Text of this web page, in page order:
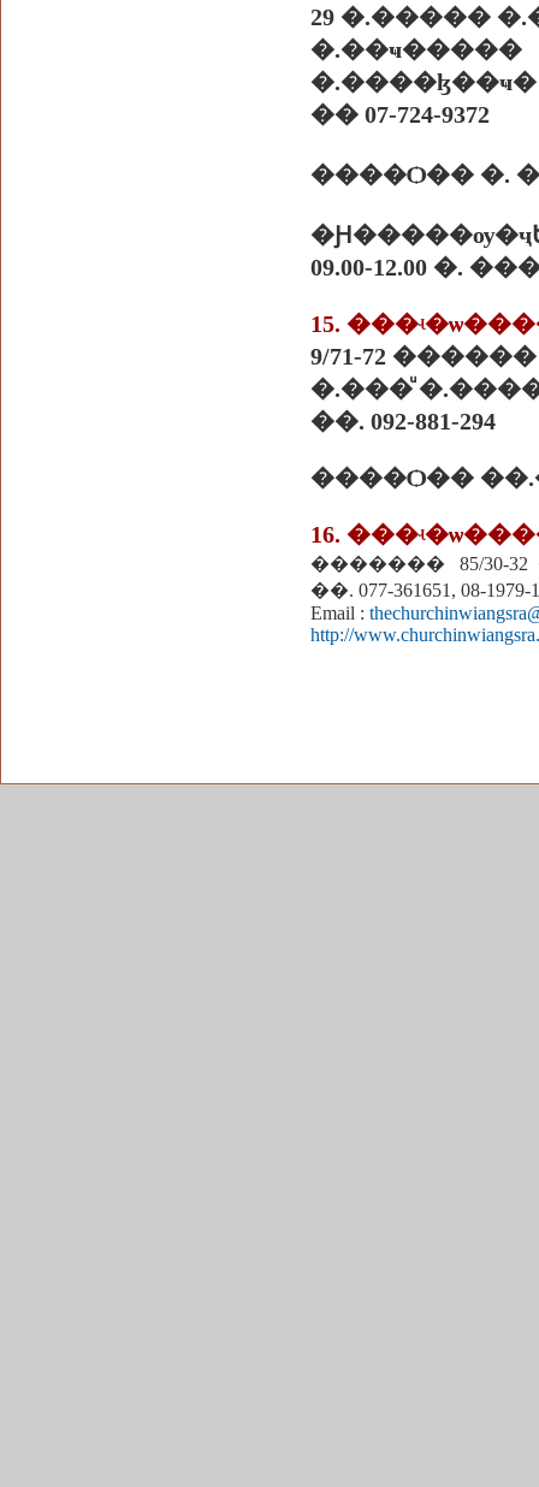
29 �.�����
�.��ҹ�����
�.����ɮ��ҹ�
�� 07-724-9372
09.00-12.00 �.
15.
9/71-72
�.���ͧ
��. 092-881-294
����Ѻ��
16.
������� 85/30-
��. 077-361651, 08-1979-
Email :
http://